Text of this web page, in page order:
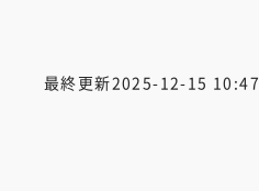
最終更新2025-12-15 10:47